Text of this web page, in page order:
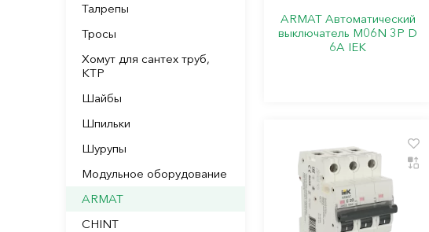
Талрепы
Тросы
Хомут для сантех труб,
КТР
Шайбы
Шпильки
Шурупы
Модульное оборудование
ARMAT
CHINT
ARMAT Автоматический
выключатель M06N 3P D
6А IEK